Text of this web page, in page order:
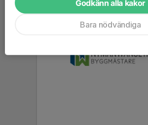
Godkänn alla kakor
Bara nödvändiga